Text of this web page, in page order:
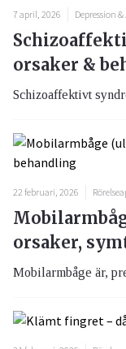
7 april, 2026 Depression
orsaker &
Schizoaffektivt
22 februari, 2026
orsaker,
Mobilarmbåge är,